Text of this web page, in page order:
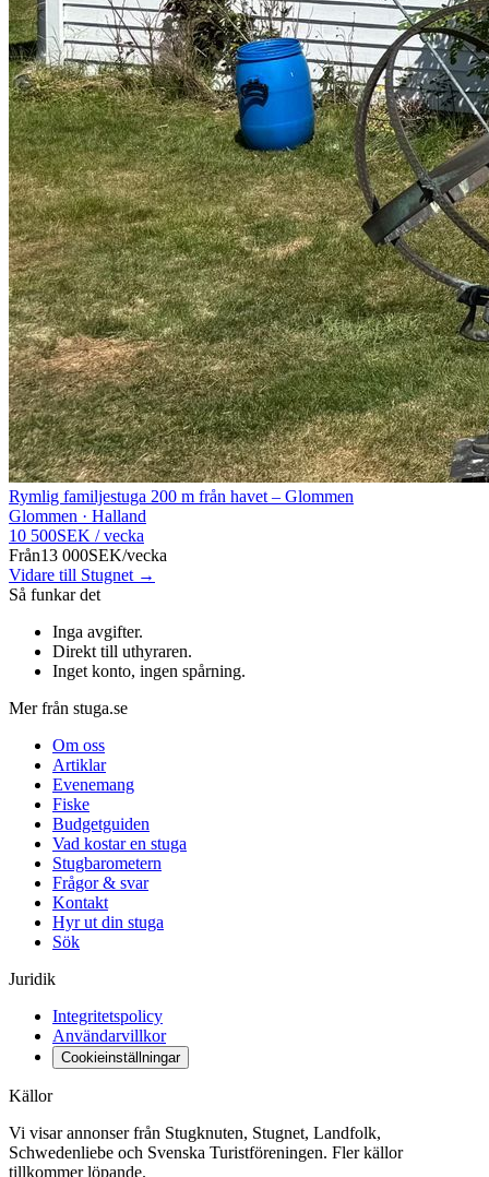
Rymlig familjestuga 200 m från havet – Glommen
Glommen · Halland
10 500SEK /vecka
Från13 000SEK/vecka
Vidare till Stugnet →
Så funkar det
Inga avgifter.
Direkt till uthyraren.
Inget konto, ingen spårning.
Mer från stuga.se
Om oss
Artiklar
Evenemang
Fiske
Budgetguiden
Vad kostar en stuga
Stugbarometern
Frågor & svar
Kontakt
Hyr ut din stuga
Sök
Juridik
Integritetspolicy
Användarvillkor
Cookieinställningar
Källor
Vi visar annonser från Stugknuten, Stugnet, Landfolk,
Schwedenliebe och Svenska Turistföreningen. Fler källor
tillkommer löpande.